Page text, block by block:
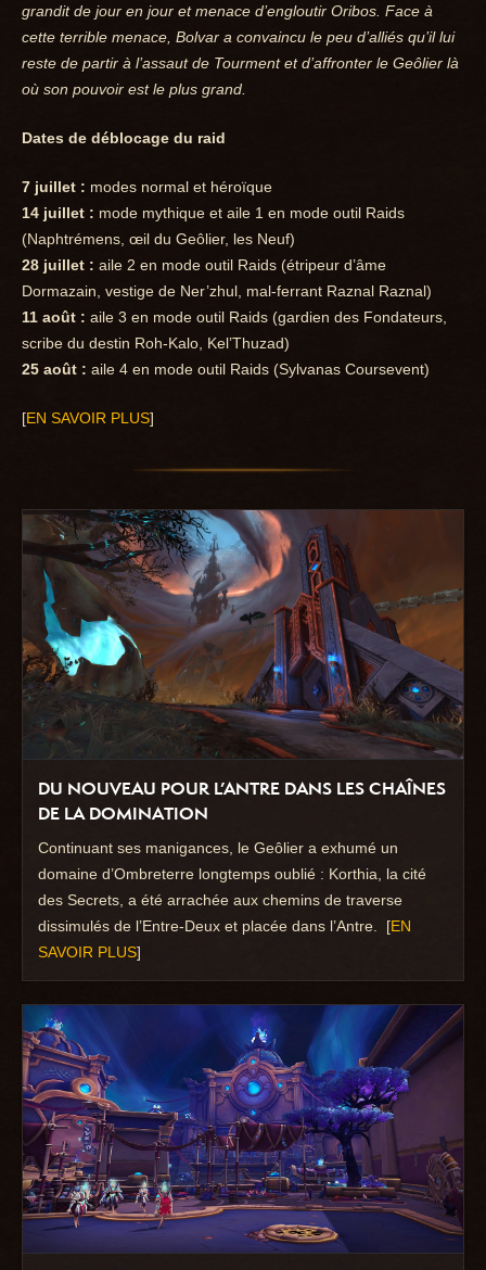
grandit de jour en jour et menace d’engloutir Oribos. Face à
cette terrible menace, Bolvar a convaincu le peu d’alliés qu’il lui
reste de partir à l’assaut de Tourment et d’affronter le Geôlier là
où son pouvoir est le plus grand.
Dates de déblocage du raid
7 juillet : modes normal et héroïque
14 juillet : mode mythique et aile 1 en mode outil Raids
(Naphtrémens, œil du Geôlier, les Neuf)
28 juillet : aile 2 en mode outil Raids (étripeur d’âme
Dormazain, vestige de Ner’zhul, mal-ferrant Raznal Raznal)
11 août : aile 3 en mode outil Raids (gardien des Fondateurs,
scribe du destin Roh-Kalo, Kel’Thuzad)
25 août : aile 4 en mode outil Raids (Sylvanas Coursevent)
[EN SAVOIR PLUS]
DU NOUVEAU POUR L’ANTRE DANS LES CHAÎNES
DE LA DOMINATION
Continuant ses manigances, le Geôlier a exhumé un
domaine d’Ombreterre longtemps oublié : Korthia, la cité
des Secrets, a été arrachée aux chemins de traverse
dissimulés de l’Entre-Deux et placée dans l’Antre. [EN
SAVOIR PLUS]